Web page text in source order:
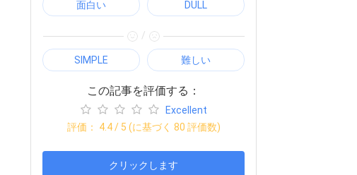
面白い DULL
/
SIMPLE 難しい
この記事を評価する：
Excellent
評価： 4.4/ 5 (に基づく 80 評価数)
クリックします